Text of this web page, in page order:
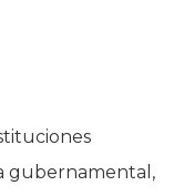
gubernamental,